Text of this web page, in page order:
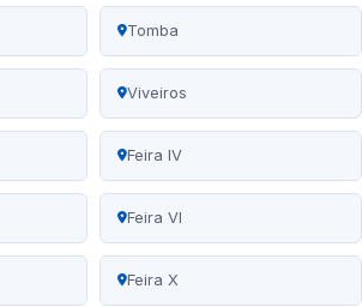
Tomba
Viveiros
Feira IV
Feira VI
Feira X